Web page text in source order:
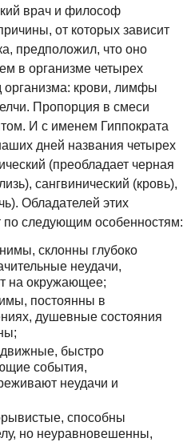
врач и философ
от которых зависит
предположил, что оно
в организме четырех
организма: крови, лимфы
Пропорция в смеси
И с именем Гиппократа
дней названия четырех
(преобладает черная
сангвинический (кровь),
Обладателей этих
по следующим особенностям:
склонны глубоко
неудачи,
на окружающее;
постоянны в
душевные состояния
быстро
события,
неудачи и
способны
но неуравновешенны,